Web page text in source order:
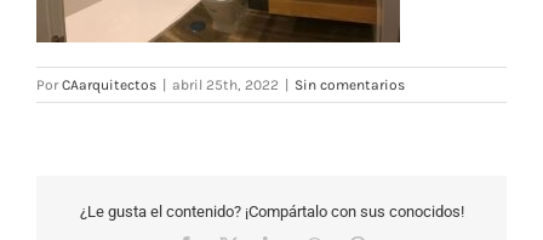
PorCAarquitectos abril 25th, 2022 Sin comentarios
¿Le gusta el contenido? ¡Compártalo con sus conocidos!